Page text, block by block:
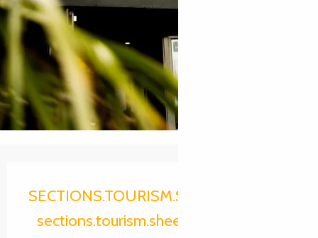
sections.tourism.sheet.periods.today